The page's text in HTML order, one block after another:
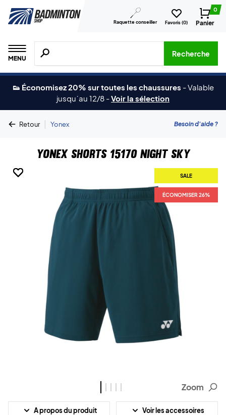
Raquette conseiller Favoris (0)
0
Panier
MENU
Recherche de produits, de marques, etc.
Recherche
👟 Économisez 20% sur toutes les chaussures -Valable
jusqu´au 12/8 -Voir la sélection
Retour | Yonex Besoin d'aide ?
Yonex Shorts 15170 Night Sky
SALE
ÉCONOMISER 26%
SALE
ÉCONOMISER 26%
SALE
ÉCONOMISER 26%
SALE
ÉCONOMISER 26%
SALE
ÉCONOMISER 26%
Zoom
A propos du produit Voir les accessoires